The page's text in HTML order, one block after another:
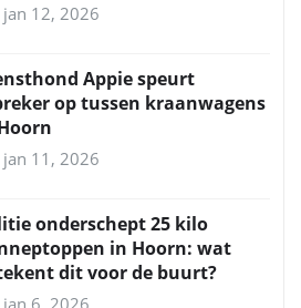
jan 12, 2026
Appie speurt
op tussen kraanwagens
jan 11, 2026
onderschept 25 kilo
in Hoorn: wat
dit voor de buurt?
jan 6, 2026